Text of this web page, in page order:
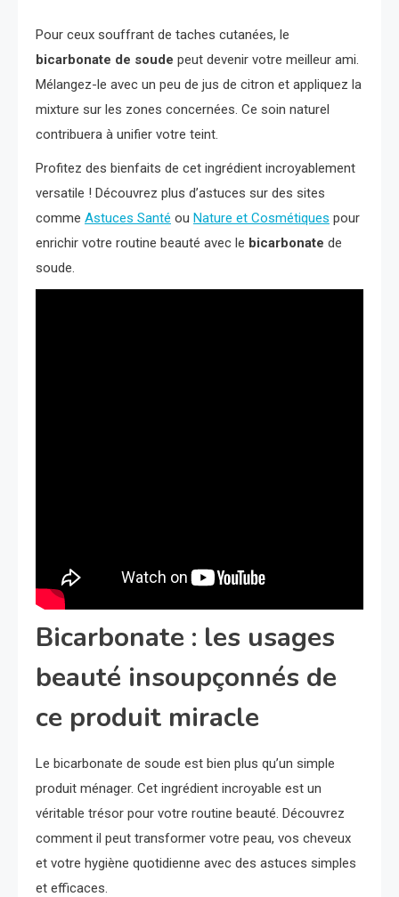
Pour ceux souffrant de taches cutanées, le
bicarbonate de soude peut devenir votre meilleur ami.
Mélangez-le avec un peu de jus de citron et appliquez la
mixture sur les zones concernées. Ce soin naturel
contribuera à unifier votre teint.
Profitez des bienfaits de cet ingrédient incroyablement
versatile ! Découvrez plus d’astuces sur des sites
comme Astuces Santé ou Nature et Cosmétiques pour
enrichir votre routine beauté avec le bicarbonate de
soude.
Bicarbonate : les usages
beauté insoupçonnés de
ce produit miracle
Le bicarbonate de soude est bien plus qu’un simple
produit ménager. Cet ingrédient incroyable est un
véritable trésor pour votre routine beauté. Découvrez
comment il peut transformer votre peau, vos cheveux
et votre hygiène quotidienne avec des astuces simples
et efficaces.